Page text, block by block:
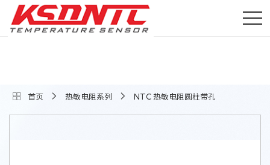
首页 热敏电阻系列 NTC 热敏电阻圆柱带孔